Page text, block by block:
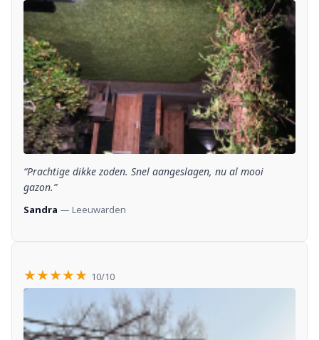
“Prachtige dikke zoden. Snel aangeslagen, nu al mooi
gazon.”
Sandra — Leeuwarden
★★★★★ 10/10